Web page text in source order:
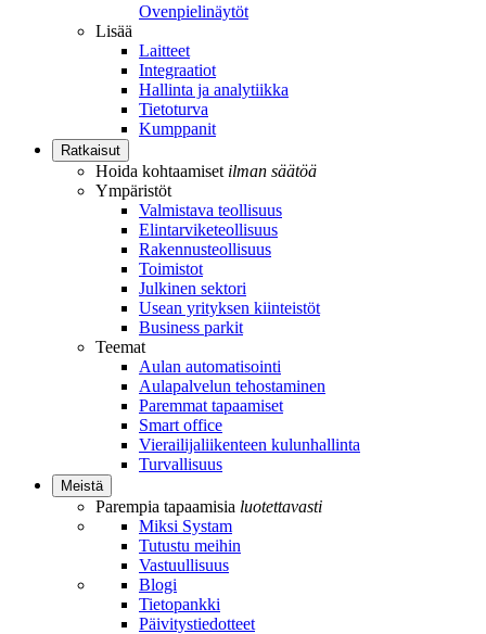
Ovenpielinäytöt
Lisää
Laitteet
Integraatiot
Hallinta ja analytiikka
Tietoturva
Kumppanit
Ratkaisut
Hoida kohtaamiset ilman säätöä
Ympäristöt
Valmistava teollisuus
Elintarviketeollisuus
Rakennusteollisuus
Toimistot
Julkinen sektori
Usean yrityksen kiinteistöt
Business parkit
Teemat
Aulan automatisointi
Aulapalvelun tehostaminen
Paremmat tapaamiset
Smart office
Vierailijaliikenteen kulunhallinta
Turvallisuus
Meistä
Parempia tapaamisia luotettavasti
Miksi Systam
Tutustu meihin
Vastuullisuus
Blogi
Tietopankki
Päivitystiedotteet